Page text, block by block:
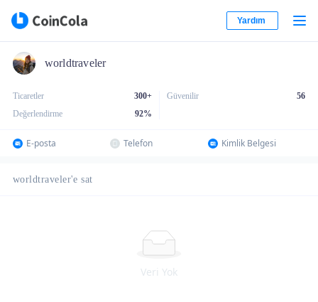
Yardım
worldtraveler
Ticaretler
300+
Değerlendirme
92%
Güvenilir 56
E-posta Telefon Kimlik Belgesi
worldtraveler'e sat
Veri Yok